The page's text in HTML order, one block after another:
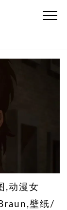
,动漫女
壁纸/